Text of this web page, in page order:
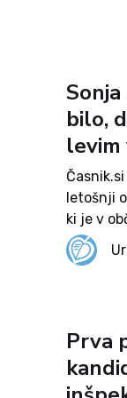
bilo,
levim
letošnji
ki je v
nekaj
Prva